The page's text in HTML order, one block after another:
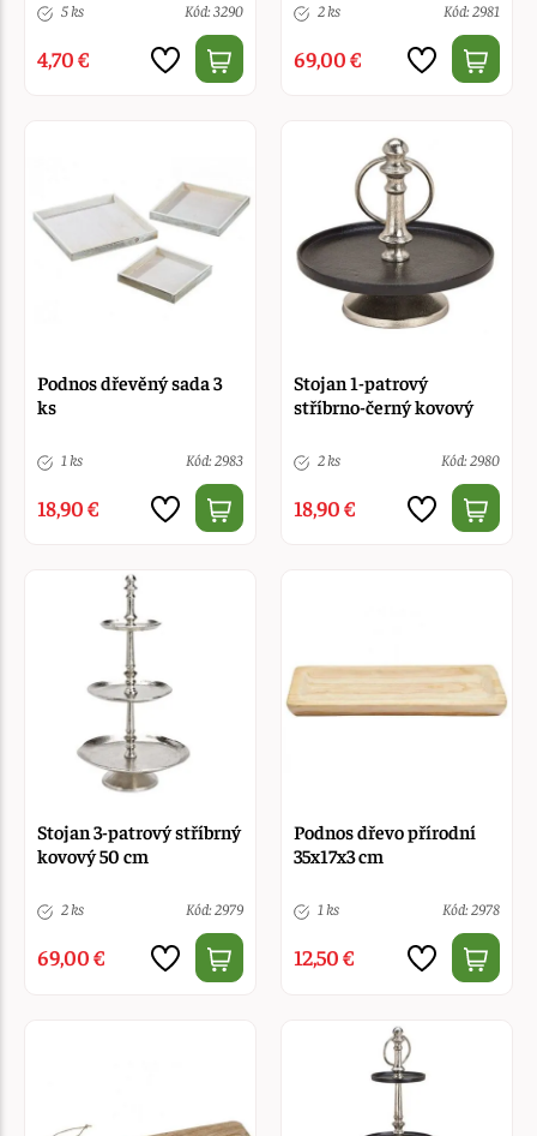
5 ks Kód: 3290
4,70 €
2 ks Kód: 2981
69,00 €
Podnos dřevěný sada 3
ks
1 ks Kód: 2983
18,90 €
Stojan 1-patrový
stříbrno-černý kovový
2 ks Kód: 2980
18,90 €
Stojan 3-patrový stříbrný
kovový 50 cm
2 ks Kód: 2979
69,00 €
Podnos dřevo přírodní
35x17x3 cm
1 ks Kód: 2978
12,50 €